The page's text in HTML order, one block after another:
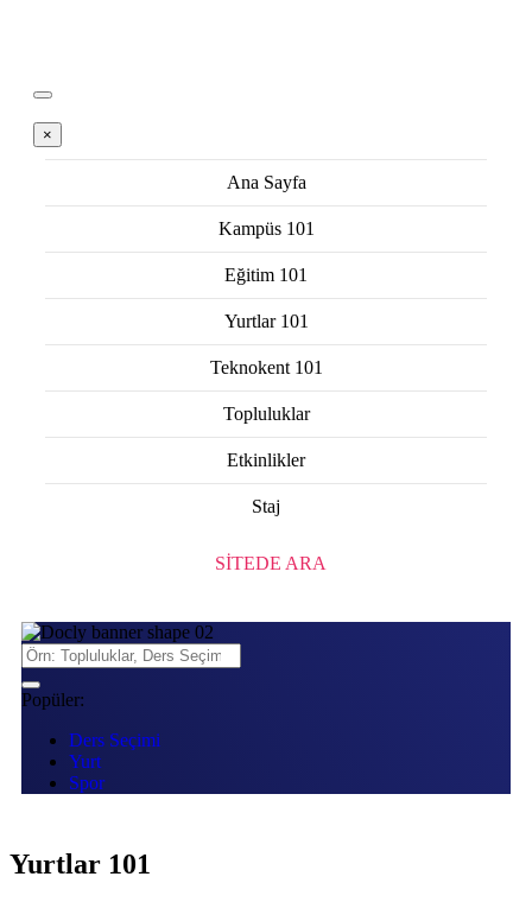
×
Ana Sayfa
Kampüs 101
Eğitim 101
Yurtlar 101
Teknokent 101
Topluluklar
Etkinlikler
Staj
SİTEDE ARA
Popüler:
Ders Seçimi
Yurt
Spor
Yurtlar 101